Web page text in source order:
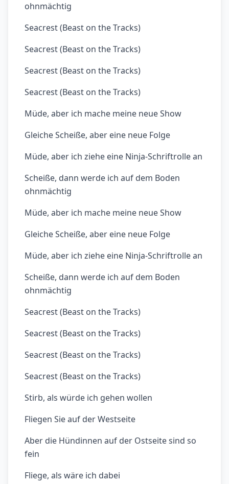
ohnmächtig
Seacrest (Beast on the Tracks)
Seacrest (Beast on the Tracks)
Seacrest (Beast on the Tracks)
Seacrest (Beast on the Tracks)
Müde, aber ich mache meine neue Show
Gleiche Scheiße, aber eine neue Folge
Müde, aber ich ziehe eine Ninja-Schriftrolle an
Scheiße, dann werde ich auf dem Boden
ohnmächtig
Müde, aber ich mache meine neue Show
Gleiche Scheiße, aber eine neue Folge
Müde, aber ich ziehe eine Ninja-Schriftrolle an
Scheiße, dann werde ich auf dem Boden
ohnmächtig
Seacrest (Beast on the Tracks)
Seacrest (Beast on the Tracks)
Seacrest (Beast on the Tracks)
Seacrest (Beast on the Tracks)
Stirb, als würde ich gehen wollen
Fliegen Sie auf der Westseite
Aber die Hündinnen auf der Ostseite sind so
fein
Fliege, als wäre ich dabei